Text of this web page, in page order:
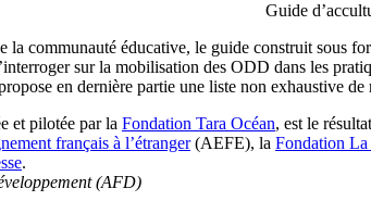
Guide
la communauté éducative, le guide construit sous
sur la mobilisation des ODD dans les
en dernière partie une liste non exhaustive de
et pilotée par la Fondation Tara Océan, est le
français à l’étranger(AEFE), la Fondation
.
(AFD)